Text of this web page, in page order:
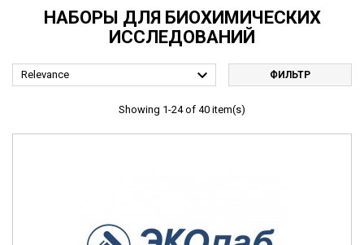
НАБОРЫ ДЛЯ БИОХИМИЧЕСКИХ
ИССЛЕДОВАНИЙ
Relevance  ФИЛЬТР
Showing 1-24 of 40 item(s)